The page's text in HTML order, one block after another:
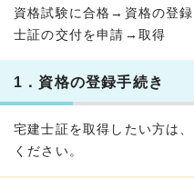
資格試験に合格→資格の登
士証の交付を申請→取得
1．資格の登録手続き
宅建士証を取得したい方は
ください。